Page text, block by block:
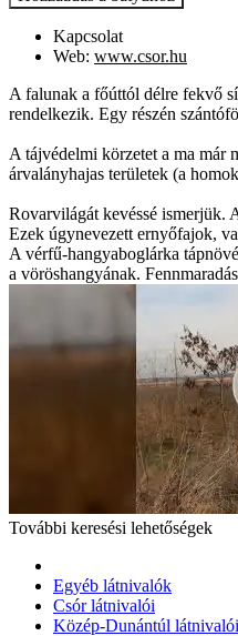
Kapcsolat
Web: www.csor.hu
A falunak a főúttól délre fekvő
rendelkezik. Egy részén
A tájvédelmi körzetet a ma már
árvalányhajas területek (a
Rovarvilágát kevéssé ismerjük.
Ezek úgynevezett ernyőfajok,
A vérfű-hangyaboglárka
a vöröshangyának.
További keresési lehetőségek
Egyéb látnivalók
Csór látnivalói
Közép-Dunántúl látnivalói